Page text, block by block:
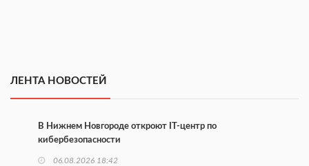
ЛЕНТА НОВОСТЕЙ
В Нижнем Новгороде откроют IT-центр по
кибербезопасности
06.08.2026 18:42